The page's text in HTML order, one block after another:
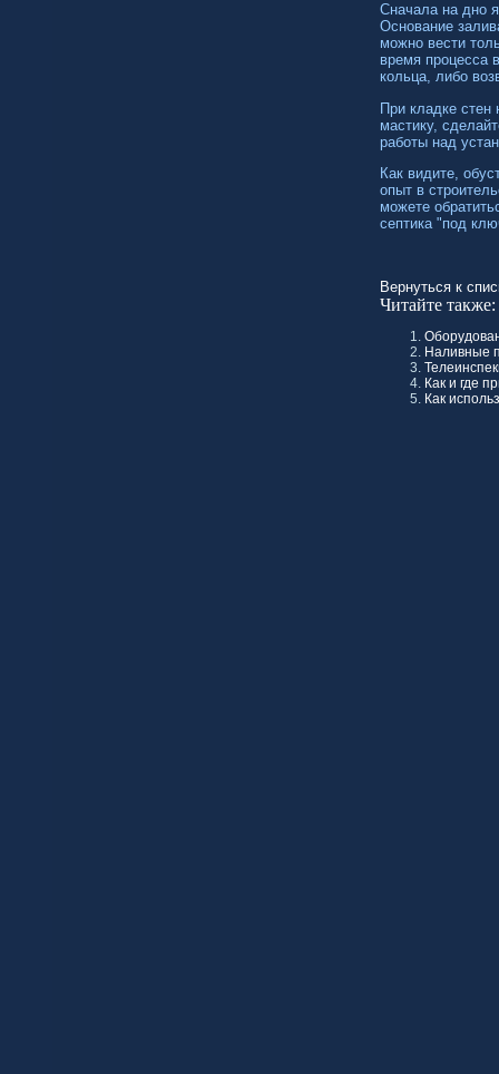
Сначала на дно
Основание
можно вести
время процесса
кольца, либо
При кладке стен
мастику,
работы над
Как видите,
опыт в
можете
септика "под
Вернуться к
Читайте также:
Наливные
Как и где
Как